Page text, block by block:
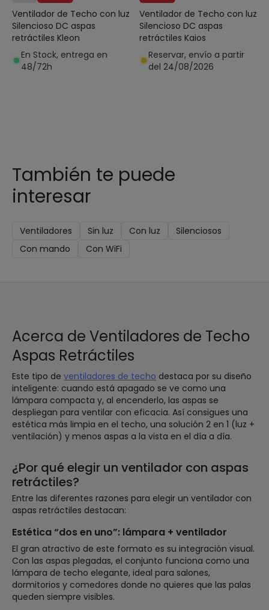
Ventilador de Techo con luz
Silencioso DC aspas
retráctiles Kleon
En Stock, entrega en
48/72h
Ventilador de Techo con luz
Silencioso DC aspas
retráctiles Kaios
Reservar, envío a partir
del 24/08/2026
También te puede
interesar
Ventiladores Sin luz Con luz
Silenciosos
Con mando
Con WiFi
Acerca de Ventiladores de Techo
Aspas Retráctiles
Este tipo de ventiladores de techo destaca por su diseño
inteligente: cuando está apagado se ve como una
lámpara compacta y, al encenderlo, las aspas se
despliegan para ventilar con eficacia. Así consigues una
estética más limpia en el techo, una solución 2 en 1 (luz +
ventilación) y menos aspas a la vista en el día a día.
¿Por qué elegir un ventilador con aspas
retráctiles?
Entre las diferentes razones para elegir un ventilador con
aspas retráctiles destacan:
Estética “dos en uno”: lámpara + ventilador
El gran atractivo de este formato es su integración visual.
Con las aspas plegadas, el conjunto funciona como una
lámpara de techo elegante, ideal para salones,
dormitorios y comedores donde no quieres que las palas
queden siempre visibles.